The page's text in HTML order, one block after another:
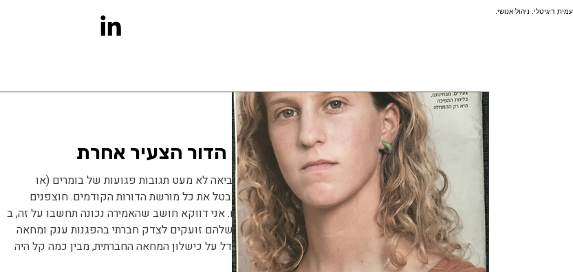
עמית דיגיטלי. ניהול אנושי.
[ארכיון] אולי צריך להסתכל על הדור הצעיר אחרת
כותרת כתבה בנושא מנהיגים צעירים הצומחים במחאה הביאה לא מעט תגובות פגועות של בומרים (או
איקסים) - הינה הדור הצעיר היהיר, האגוצנטרי, המנותק, מבטל את כל מורשת הדורות הקודמים. חוצפנים
העומדים מול הדור שגידל אותם ואומרים להם - נכשלתם. אני דווקא חושב שהאמירה נכונה תחשבו על זה, ב
2011, כאשר היו בני 9, הם ראו את ההורים, אחים, אחיות שלהם זועקים לצדק חברתי בהפגנות ענק ומחאה
עצומה שהתמסמסה בלי שום אפקט. מאז דממה. דור שגדל על כישלון המחאה החברתית, מבין כמה קל היה
לפרק אותה והחליט שהפעם
20 באוג׳ 2023 זמן קריאה 2 דקות